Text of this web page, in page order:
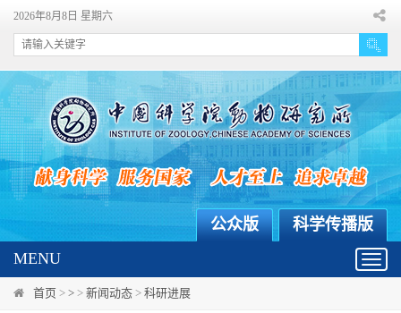
2026年8月8日 星期六
科学传播版
公众版
MENU
首页 > > > 新闻动态 > 科研进展